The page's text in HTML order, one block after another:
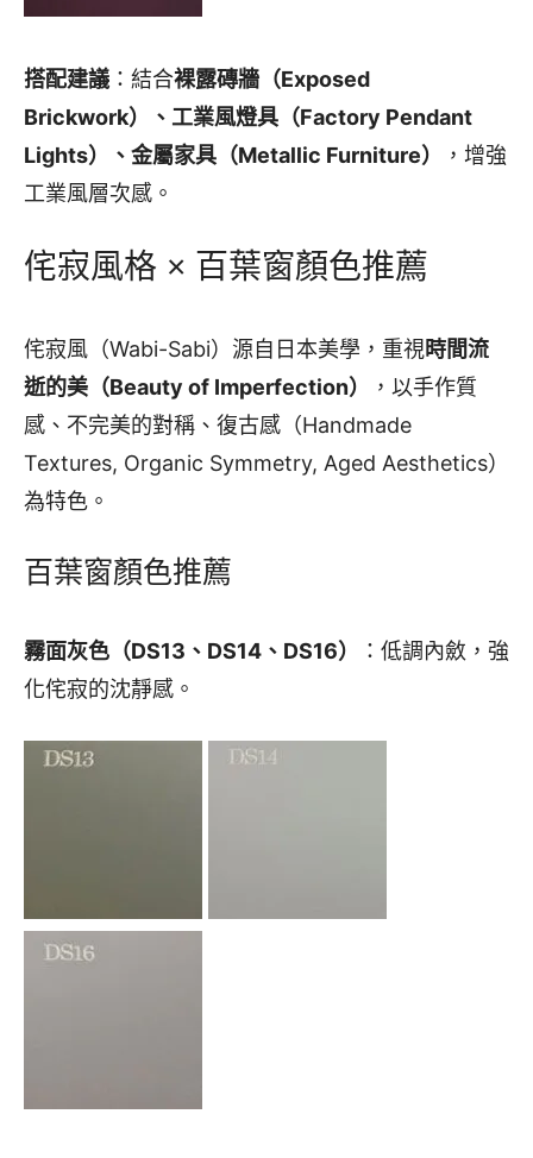
搭配建議 ：結合裸露磚牆（Exposed
Brickwork）、工業風燈具（Factory Pendant
Lights）、金屬家具（Metallic Furniture）
，增強
工業風層次感。
侘寂風格 × 百葉窗顏色推薦
侘寂風（Wabi-Sabi）源自日本美學，重視時間流
逝的美（Beauty of Imperfection）
，以手作質
感、不完美的對稱、復古感（Handmade
Textures, Organic Symmetry, Aged Aesthetics）
為特色。
百葉窗顏色推薦
霧面灰色（DS13、DS14、DS16）
：低調內斂，強
化侘寂的沈靜感。